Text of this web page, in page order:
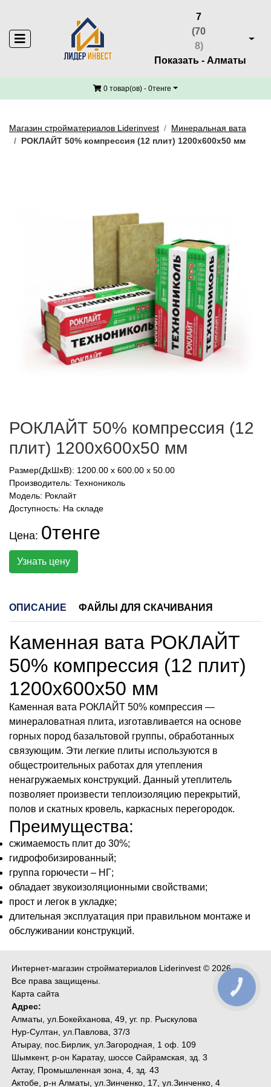
7
(70
8)
Показать - Алматы
0 товар(ов) - 0тенге
Магазин стройматериалов Liderinvest
Минеральная вата
РОКЛАЙТ 50% компрессия (12 плит) 1200х600х50 мм
РОКЛАЙТ 50% компрессия (12
плит) 1200х600х50 мм
Размер(ДхШхВ): 1200.00 x 600.00 x 50.00
Производитель: Технониколь
Модель: Роклайт
Доступность: На складе
Цена: 0тенге
Узнать цену
ОПИСАНИЕ ФАЙЛЫ ДЛЯ СКАЧИВАНИЯ
Каменная вата РОКЛАЙТ
50% компрессия (12 плит)
1200х600х50 мм
Каменная вата РОКЛАЙТ 50% компрессия —
минераловатная плита, изготавливается на основе
горных пород базальтовой группы, обработанных
связующим. Эти легкие плиты используются в
общестроительных работах для утепления
ненагружаемых конструкций. Данный утеплитель
позволяет произвести теплоизоляцию перекрытий,
полов и скатных кровель, каркасных перегородок.
Преимущества:
сжимаемость плит до 30%;
гидрофобизированный;
группа горючести – НГ;
обладает звукоизоляционными свойствами;
прост и легок в укладке;
длительная эксплуатация при правильном монтаже и
обслуживании конструкций.
Интернет-магазин стройматериалов Liderinvest © 2026
Все права защищены.
Карта сайта
Адрес:
Алматы, ул.Бокейханова, 49, уг. пр. Рыскулова
Нур-Султан, ул.Павлова, 37/3
Атырау, пос.Бирлик, ул.Загородная, 1 оф. 109
Шымкент, р-он Каратау, шоссе Сайрамская, зд. 3
Актау, Промышленная зона, 4, зд. 43
Актобе, р-н Алматы, ул.Зинченко, 17, ул.Зинченко, 4
КНОПКА
СВЯЗИ